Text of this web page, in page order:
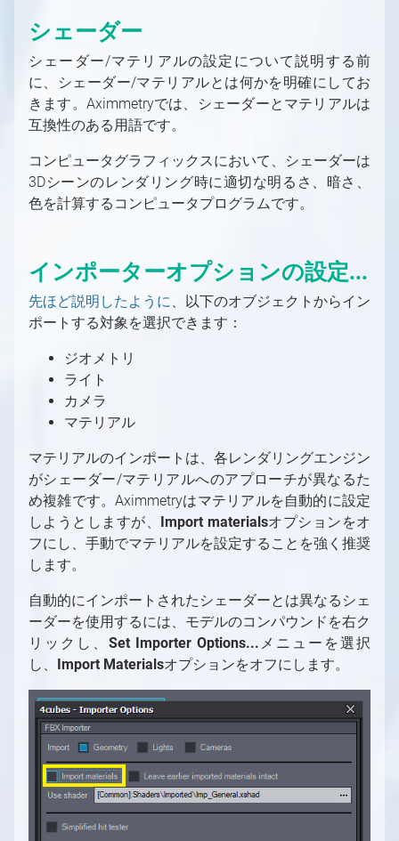
固定カメラか移動カメラか？
ソフトウェアバージョン履歴
キャプチャカード
Mac対応
ワークステーションのシステム要件
トラッキングシステム
インターフェース
SDI
NDI
HDMI
コントローラー
コントローラー
Aximmetry Composer
起動設定
プロジェクトルートフォルダー
ユーザーインターフェース
パネルの概要
カメラムーバーのマウス制御
キーボードショートカット
注意事項
Aximmetry Eye
Aximmetry Eye とは何か、およびその使用
方法
有線接続によるAximmetry Eyeの使い方
Aximmetry Gateway
Aximmetry ゲートウェイの使用
Aximmetry Instant
Aximmetry Instant とは何ですか？
法
Aximmetry インスタントシーンの使用方法
デバイスマッピング
ビデオ
ビデオ入力
インターレースビデオ信号
HDR 入力と出力
NDI 入力/出力設定
SMPTE 2110
SMPTE 2110 入力/出力設定
SRT
SRT
Streaming
Twitchなど）
Skype、Zoomその他のVoIPソフトウェア
へのストリーミング
カメラ追跡データの録画方法
ビデオ録画と画像キャプチャ
外部コントローラー
HTTP経由でのAximmetryの外部制御
GPIO入力/出力設定
OSC入力/出力設定
AximmetryでのOSCメッセージ
DMXをAximmetryで使用する
Elgato Stream Deckを使用してシーンを制御
する
Loupedeckコンソール/Razer Stream
Controllerを使用してシーンを制御する
MIDIをAximmetryで使用する
Aximmetryでのシリアルポートの使用
AximmetryでのUDPとTCPの使用
Viscaを使用してAximmetryからPTZカメラ
を制御する
Webサーバーを使用してWebブラウザから
Aximmetryをリモート制御する
AximmetryでのWebSocketとHTTPの使用
Xbox ゲームコントローラーを使用したシー
ンの制御
X-Keysを使用したシーンの制御
MOS
AximmetryでMOSを設定する方法
Aximmetryとの連携用にAP通信ENPSを設定
する
対応ファイル形式、エンコーダー、デコーダー
トラッキングシステムとは何か、その用途は？
トラッキングシステムの種類
正しく設定されたトラッキングシステムとは？
トラッキングシステムユニットの設定
トラッキングシステムユニットの設定
通信の設定
Aximmetryでのトラッキングシステムの設定
方法
カメラキャリブレーションの概念について
基本キャリブレーター
キャリブレーションのテスト
シーン設定
追加ツール
特定のトラッキングシステムの設定
Optitrack
HTC Vive設定
HTC Vive Mars設定
Vanishing Point Viper の使用
PTZ カメラ
グラフィックとバーチャルアセットの取得の概
要
ネイティブエンジンでのコンテンツ作成
概要
モデルの準備
3D モデルのインポート
マテリアル
PBR マテリアル
ライトマップ
シャドウ
平面反射
最適化
ネイティブエンジンにおける後処理
ポスト処理効果
高度なグラフィックスタスク
AX Scene Editor 導入ガイド
Unrealプロジェクトの準備
Live Syncを使用した相互的な編集
ブループリントを使用した追加の制御
Aximmetry UEストックシーンの使用と編集
高度な情報と機能
AximmetryのUnrealにおける
VirtualScreen
LevelでSceneを切り替える
AX Scene Editor用サードパーティ製コー
ドプラグインのインストール方法
AximmetryとUnreal Engineを組み合わせ
たRendering
グリーンスクリーン制作
グリーンスクリーン制作の概要
バーチャルカメラワークフロー
スタジオ設定例（グリーンスクリーン、バー
入力（バーチャルカメラ）
クロッピング
キーイング設定（バーチャルカメラ）
バーチャルカメラコンパウンドでのビルボー
ド設定
バーチャルカメラコンパウンドのカメラコン
トロールパネル
バーチャルカメラの移動
カメラシーケンサー
トラッキングカメラワークフロー
スタジオ設定例（グリーンスクリーン、トラ
トラッキングカメラコンパウンド
入力（トラッキングカメラ）
スタジオコントロールパネル
キーイング設定（トラッキングカメラ）
シーンコントロールパネル
トラッキングカメラビルボード：配置
トラッキングカメラビルボード：影と光
トラッキングカメラビルボード：反射
トラッキングカメラビルボード：オクルージ
ョン
キーイング
クロマスタジオ背景
良いキーイングの要件
キーイング
3Dクリーンプレートジェネレーターの使用
外部キーヤーとのAximmetryの使用
UnityでのAximmetryを外部キーヤーとして
使用する方法
Vanilla Unreal EngineでのAximmetryを外部
キーヤーとして使用する方法
Unreal Scene Setup (Green Screen)
混合カメラコンパウンド
ヴィネット補正が役立つ場合
LEDウォール制作
目次（LEDウォールプロダクション）
LEDウォール制作の概要
LEDの活用事例
LED 起動時の設定
仮想スタジオシーンの準備
Aximmetry シーン設定（LED ウォール）
Unreal シーン設定（LEDウォール）
入力の設定
入力コントロールボードの概要
トラッキング対応カメラインプット
シーン配置
複数のカメラを1つのシーン内に配置する
LEDウォールの設置
LEDウォール制御盤の概要
LEDウォールの設置方法
仮想および物理LEDウォールの設置
LEDウォールXコントロールパネル
スタジオ コントロール パネル
FRUSTUM（フラスタム）の調整
デジタル拡張機能の設定
デジタル拡張機能の設定
ヴィネット補正
LUT測定
デジタル拡張調整
最終化
遅延
単一マシンのLED設置
簡易マルチマシンLED設定
マルチマシンLED設置
ARプロダクション
ARプロダクションの概要
スタジオ設定例（AR）
ARカメラコンパウンド
Aximmetryシーン設定（AR）
Unrealシーン設定（AR）
AR マスク
マルチマシン環境
マルチマシン環境の概要
スタジオ設定例（マルチマシン）
マルチマシン設定
大規模スタジオ環境でのマルチマシン
高度な情報と機能
レンダリングからコントロールマシンへの動
画送信
Aximmetry によるマルチユーザー編集
OpenAI Compounds
OpenAI Compounds
Aximmetry でのスクリプト作成
Aximmetry でのスクリプト作成の概要
コマンドラインスイッチ
フォーマット文字列
Aximmetryコンテンツ保護
フローエディター
フローエディターの概要
フローエディター
モジュール
ピン
オートメーション
プレイリスト
シーケンス
シーケンサーとシーケンスエディター
カメラコンパウンド内の伝送トンネル
Aximmetryの内部構造
Aximmetryの内部構造の概要
イン・トゥ・アウト遅延
レンダリング設定
チャートリアル
チュートリアルの概要
FAQ
機能
スタジオオペレーター向け
同期とGenlock
Aximmetryにおけるレイテンシーと遅延（旧バ
コンテンツクリエイター向け
コンテンツクリエイター向けの概要
シェーダー
シェーダー/マテリアルの設定について説明する前
に、シェーダー/マテリアルとは何かを明確にしてお
きます。Aximmetryでは、シェーダーとマテリアルは
互換性のある用語です。
コンピュータグラフィックスにおいて、シェーダーは
3Dシーンのレンダリング時に適切な明るさ、暗さ、
色を計算するコンピュータプログラムです。
インポーターオプションの設定...
先ほど説明したように、以下のオブジェクトからイン
ポートする対象を選択できます：
ジオメトリ
ライト
カメラ
マテリアル
マテリアルのインポートは、各レンダリングエンジン
がシェーダー/マテリアルへのアプローチが異なるた
め複雑です。Aximmetryはマテリアルを自動的に設定
しようとしますが、 Import materialsオプションをオ
フにし、手動でマテリアルを設定することを強く推奨
します。
自動的にインポートされたシェーダーとは異なるシェ
ーダーを使用するには、モデルのコンパウンドを右ク
リックし、 Set Importer Options... メニューを選択
し、 Import Materialsオプションをオフにします。